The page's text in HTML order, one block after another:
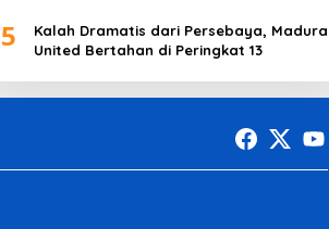
5
Kalah Dramatis dari Persebaya, Madura
United Bertahan di Peringkat 13